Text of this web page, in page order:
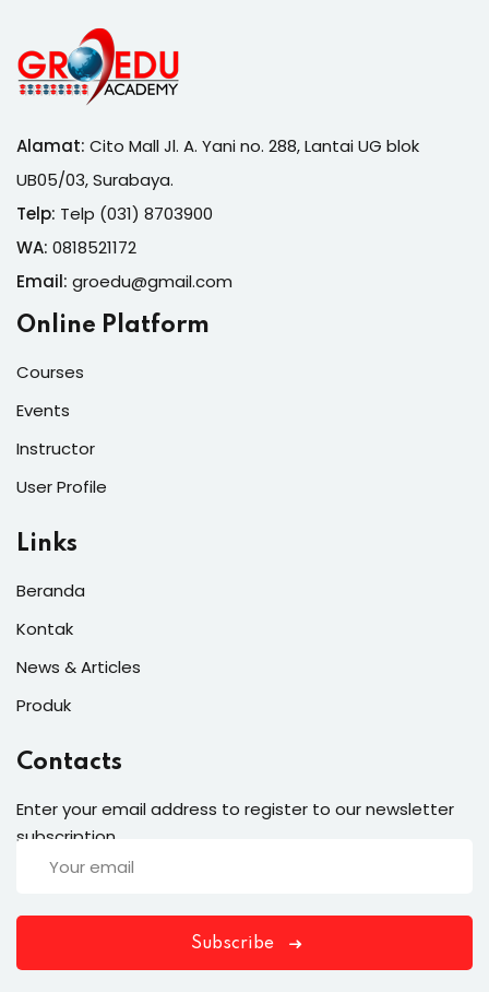
Alamat: Cito Mall Jl. A. Yani no. 288, Lantai UG blok
UB05/03, Surabaya.
Telp: Telp (031) 8703900
WA: 0818521172
Email: groedu@gmail.com
Online Platform
Courses
Events
Instructor
User Profile
Links
Beranda
Kontak
News & Articles
Produk
Contacts
Enter your email address to register to our newsletter
subscription
Subscribe